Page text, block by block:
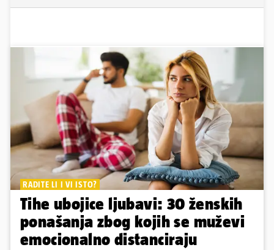
RADITE LI I VI ISTO?
Tihe ubojice ljubavi: 30 ženskih
ponašanja zbog kojih se muževi
emocionalno distanciraju